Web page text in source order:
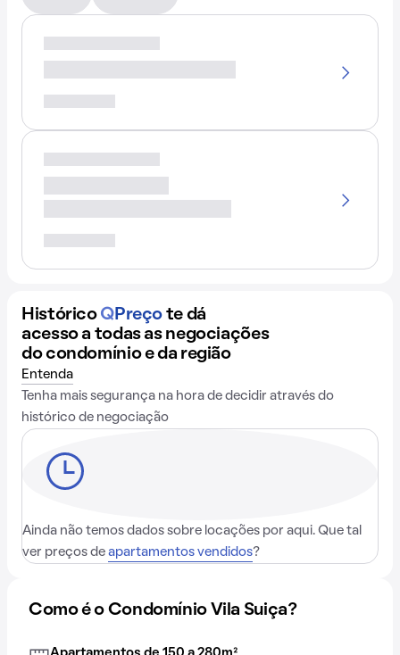
Histórico QPreço te dá
acesso a todas as negociações
do condomínio e da região
Entenda
Tenha mais segurança na hora de decidir através do
histórico de negociação
Ainda não temos dados sobre locações por aqui. Que tal
ver preços de apartamentos vendidos?
Como é o Condomínio Vila Suiça?